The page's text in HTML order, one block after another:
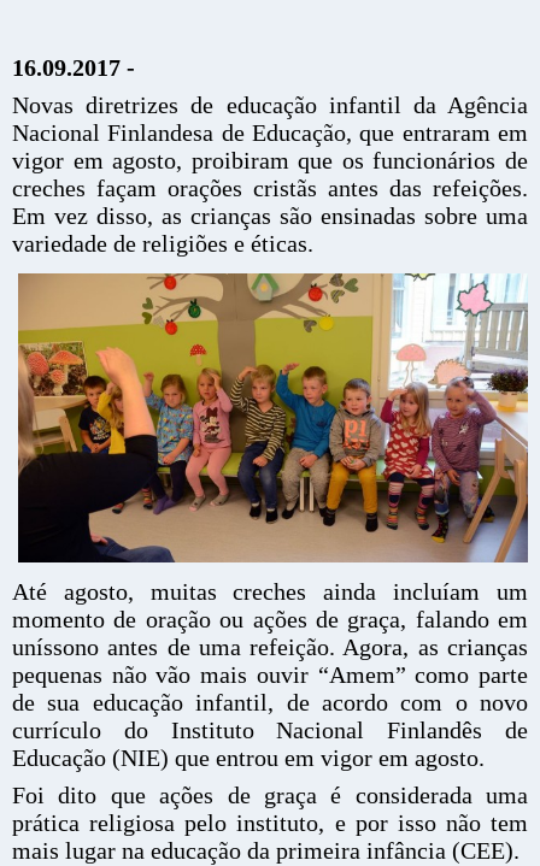
16.09.2017 -
Novas diretrizes de educação infantil da Agência
Nacional Finlandesa de Educação, que entraram em
vigor em agosto, proibiram que os funcionários de
creches façam orações cristãs antes das refeições.
Em vez disso, as crianças são ensinadas sobre uma
variedade de religiões e éticas.
Até agosto, muitas creches ainda incluíam um
momento de oração ou ações de graça, falando em
uníssono antes de uma refeição. Agora, as crianças
pequenas não vão mais ouvir “Amem” como parte
de sua educação infantil, de acordo com o novo
currículo do Instituto Nacional Finlandês de
Educação (NIE) que entrou em vigor em agosto.
Foi dito que ações de graça é considerada uma
prática religiosa pelo instituto, e por isso não tem
mais lugar na educação da primeira infância (CEE).